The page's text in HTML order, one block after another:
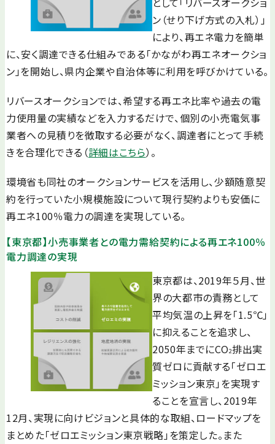
ン（せり下げ方式の入札）」
により、再エネ電力を簡単
に、安く調達できる仕組みである「かながわ再エネオークショ
ン」を開始し、県内企業や自治体等に利用を呼びかけている。
リバースオークションでは、希望する再エネ比率や過去の電
力使用量の実績などを入力するだけで、個別の小売電気事
業者への見積りを徴取する必要がなく、調達者にとって手続
きを合理化できる（詳細はこちら）。
環境省も同社のオークションサービスを活用し、少額随意契
約を行っていた小規模施設について現行契約よりも安価に
再エネ100％電力の調達を実現している。
【東京都】小売事業者との電力需給契約による再エネ100％
電力調達の実現
東京都は、2019年５月、世
界の大都市の責務として
平均気温の上昇を「1.5℃」
に抑えることを追求し、
2050年までにCO2排出実
質ゼロに貢献する「ゼロエ
ミッション東京」を実現す
ることを宣言し、2019年
12月、実現に向けビジョンと具体的な取組、ロードマップを
まとめた「ゼロエミッション東京戦略」を策定した。また